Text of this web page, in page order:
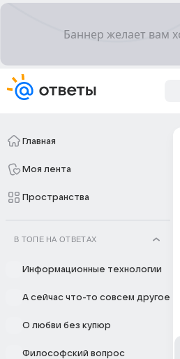
Главная
Моя лента
Пространства
В ТОПЕ НА ОТВЕТАХ
Информационные технологии
А сейчас что-то совсем другое
О любви без купюр
Философский вопрос